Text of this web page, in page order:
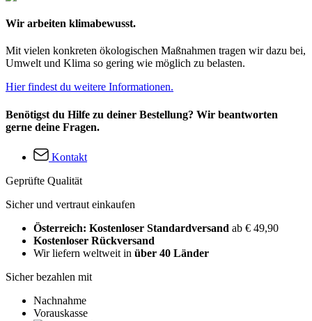
Wir arbeiten klimabewusst.
Mit vielen konkreten ökologischen Maßnahmen tragen wir dazu bei,
Umwelt und Klima so gering wie möglich zu belasten.
Hier findest du weitere Informationen.
Benötigst du Hilfe zu deiner Bestellung? Wir beantworten
gerne deine Fragen.
Kontakt
Geprüfte Qualität
Sicher und vertraut einkaufen
Österreich: Kostenloser Standardversand ab € 49,90
Kostenloser Rückversand
Wir liefern weltweit in über 40 Länder
Sicher bezahlen mit
Nachnahme
Vorauskasse